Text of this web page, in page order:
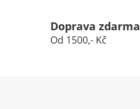
Doprava zdarma
Od 1500,- Kč